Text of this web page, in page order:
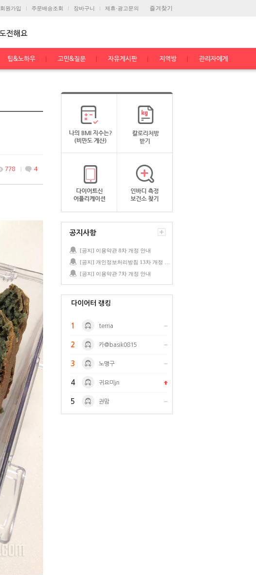
즐겨찾기
회원가입 주문배송조회 장바구니 제휴·광고문의
팁&노하우 고민&질문 자유게시판 지역방 관리자에게
778 4
공지사항
[공지] 이용약관 8차 개정 안내
[공지] 이용약관 7차 개정 안내
다이어터 랭킹
1 terria
2 카@basik0815
3 노맹구
4 귀요미jn
5 권맘